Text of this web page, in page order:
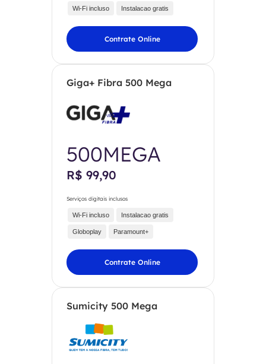
Wi-Fi incluso Instalacao gratis
Contrate Online
Giga+ Fibra 500 Mega
500MEGA
R$ 99,90
Serviços digitais inclusos
Wi-Fi incluso Instalacao gratis
Globoplay Paramount+
Contrate Online
Sumicity 500 Mega